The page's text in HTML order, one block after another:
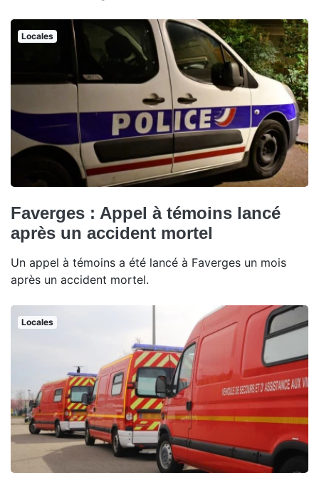
Locales
Faverges : Appel à témoins lancé
après un accident mortel
Un appel à témoins a été lancé à Faverges un mois
après un accident mortel.
Locales